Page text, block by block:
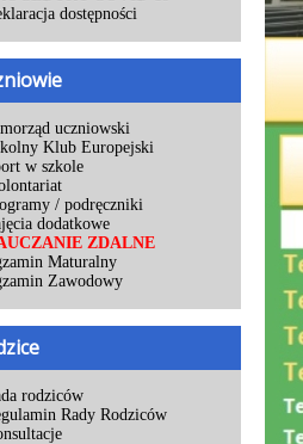
dostępności
uczniowski
Klub Europejski
w szkole
/ podręczniki
dodatkowe
ZDALNE
Maturalny
Zawodowy
rodziców
Rady Rodziców